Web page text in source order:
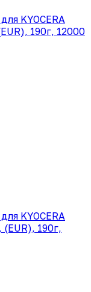
KYOCERA
190г, 12000
KYOCERA
190г,